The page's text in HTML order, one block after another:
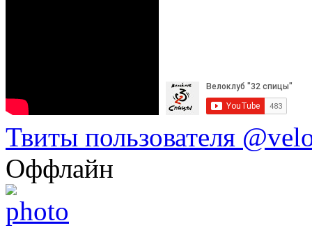
Твиты пользователя
Оффлайн